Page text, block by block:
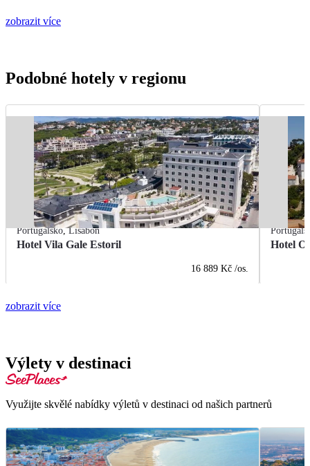
zobrazit více
Podobné hotely v regionu
Portugalsko,Lisabon
Hotel Vila Gale Estoril
16 889 Kč /os.
Hotel
zobrazit více
Výlety v destinaci
Využijte skvělé nabídky výletů v destinaci od našich partnerů